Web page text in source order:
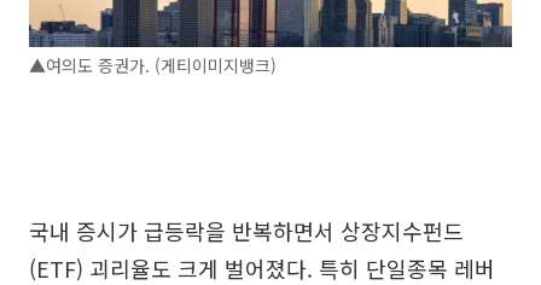
▲여의도 증권가. (게티이미지뱅크)
국내 증시가 급등락을 반복하면서 상장지수펀드
(ETF) 괴리율도 크게 벌어졌다. 특히 단일종목 레버